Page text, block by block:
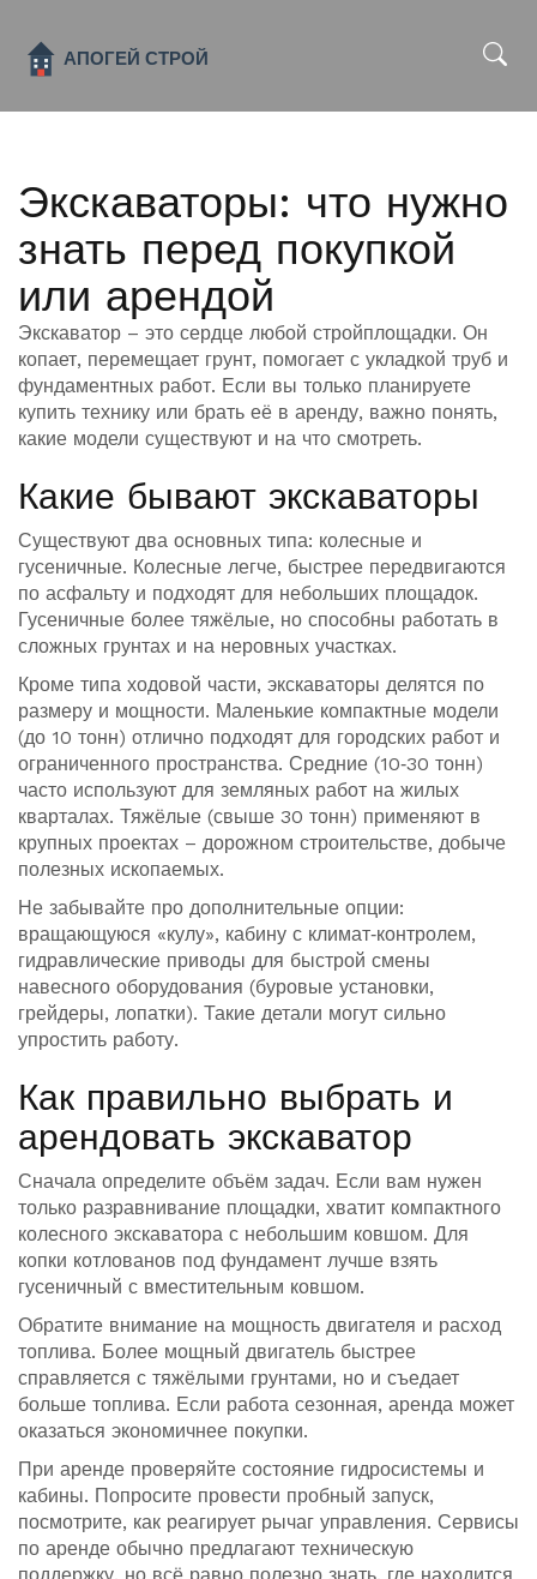
Экскаваторы: что нужно
знать перед покупкой
или арендой
Экскаватор – это сердце любой стройплощадки. Он
копает, перемещает грунт, помогает с укладкой труб и
фундаментных работ. Если вы только планируете
купить технику или брать её в аренду, важно понять,
какие модели существуют и на что смотреть.
Какие бывают экскаваторы
Существуют два основных типа: колесные и
гусеничные. Колесные легче, быстрее передвигаются
по асфальту и подходят для небольших площадок.
Гусеничные более тяжёлые, но способны работать в
сложных грунтах и на неровных участках.
Кроме типа ходовой части, экскаваторы делятся по
размеру и мощности. Маленькие компактные модели
(до 10 тонн) отлично подходят для городских работ и
ограниченного пространства. Средние (10‑30 тонн)
часто используют для земляных работ на жилых
кварталах. Тяжёлые (свыше 30 тонн) применяют в
крупных проектах – дорожном строительстве, добыче
полезных ископаемых.
Не забывайте про дополнительные опции:
вращающуюся «кулу», кабину с климат‑контролем,
гидравлические приводы для быстрой смены
навесного оборудования (буровые установки,
грейдеры, лопатки). Такие детали могут сильно
упростить работу.
Как правильно выбрать и
арендовать экскаватор
Сначала определите объём задач. Если вам нужен
только разравнивание площадки, хватит компактного
колесного экскаватора с небольшим ковшом. Для
копки котлованов под фундамент лучше взять
гусеничный с вместительным ковшом.
Обратите внимание на мощность двигателя и расход
топлива. Более мощный двигатель быстрее
справляется с тяжёлыми грунтами, но и съедает
больше топлива. Если работа сезонная, аренда может
оказаться экономичнее покупки.
При аренде проверяйте состояние гидросистемы и
кабины. Попросите провести пробный запуск,
посмотрите, как реагирует рычаг управления. Сервисы
по аренде обычно предлагают техническую